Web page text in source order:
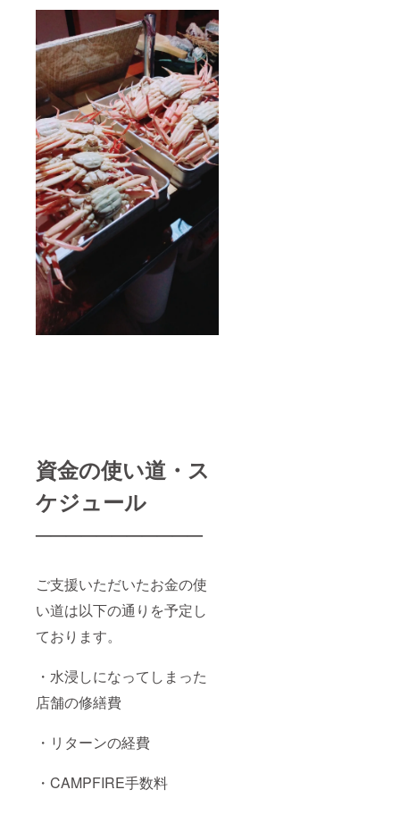
資金の使い道・ス
ケジュール
───────────
ご支援いただいたお金の使
い道は以下の通りを予定し
ております。
・水浸しになってしまった
店舗の修繕費
・リターンの経費
・CAMPFIRE手数料